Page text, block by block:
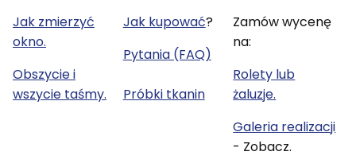
Jak zmierzyć
okno.
Obszycie i
wszycie taśmy.
Jak kupować?
Pytania (FAQ)
Próbki tkanin
Zamów wycenę
na:
Rolety lub
żaluzje.
Galeria realizacji
- Zobacz.